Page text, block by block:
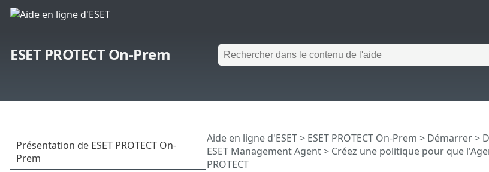
ESET PROTECT On-Prem
Aide en ligne d'ESET> ESET PROTECT On-Prem > Démarrer>
ESET Management Agent> Créez une politique pour que
PROTECT